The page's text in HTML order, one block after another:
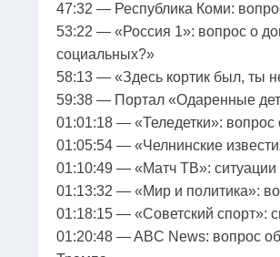
47:32 — Республика Коми:
53:22 — «Россия 1»: вопрос о
социальных?»
58:13 — «Здесь кортик был, ты
59:38 — Портал «Одаренные
01:01:18 — «Теледетки»: вопрос
01:05:54 — «Челнинские
01:10:49 — «Матч ТВ»:
01:13:32 — «Мир и политика»:
01:18:15 — «Советский спорт»:
01:20:48 — ABC News: вопрос